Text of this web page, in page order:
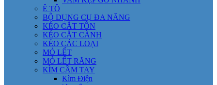
Ê TÔ
BỘ DỤNG CỤ ĐA NĂNG
KÉO CẮT TÔN
KÉO CẮT CÀNH
KÉO CÁC LOẠI
MỎ LẾT
MỎ LẾT RĂNG
KÌM CẦM TAY
Kìm Điện